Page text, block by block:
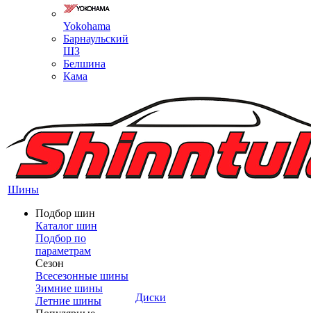
Yokohama
Барнаульский
ШЗ
Белшина
Кама
Шины
Подбор шин
Каталог шин
Подбор по
параметрам
Сезон
Всесезонные шины
Зимние шины
Летние шины
Диски